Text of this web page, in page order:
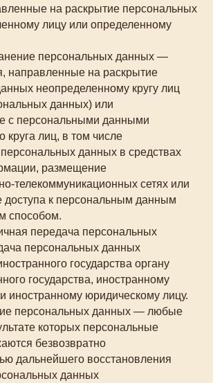
на раскрытие персональных
лицу или определенному
персональных данных —
направленные на раскрытие
неопределенному кругу лиц
данных) или
с персональными данными
круга лиц, в том числе
данных в средствах
размещение
телекоммуникационных сетях или
доступа к персональным данным
способом.
передача персональных
персональных данных
государства органу
государства, иностранному
иностранному юридическому лицу.
персональных данных — любые
которых персональные
безвозвратно
дальнейшего восстановления
данных